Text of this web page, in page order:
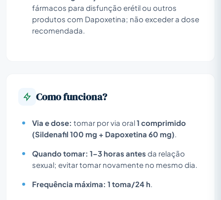
fármacos para disfunção erétil ou outros
produtos com Dapoxetina; não exceder a dose
recomendada.
Como funciona?
Via e dose: tomar por via oral1 comprimido
(Sildenafil 100 mg + Dapoxetina 60 mg).
Quando tomar: 1–3 horas antes da relação
sexual; evitar tomar novamente no mesmo dia.
Frequência máxima: 1 toma/24 h.